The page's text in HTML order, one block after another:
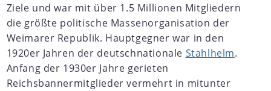
Ziele und war mit über 1.5 Millionen Mitgliedern
die größte politische Massenorganisation der
Weimarer Republik. Hauptgegner war in den
1920er Jahren der deutschnationale Stahlhelm.
Anfang der 1930er Jahre gerieten
Reichsbannermitglieder vermehrt in mitunter